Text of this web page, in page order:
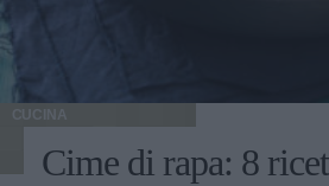
CUCINA
Cime di rapa: 8